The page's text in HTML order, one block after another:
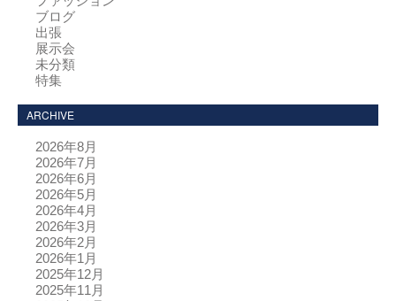
ブログ
出張
展示会
未分類
特集
ARCHIVE
2026年8月
2026年7月
2026年6月
2026年5月
2026年4月
2026年3月
2026年2月
2026年1月
2025年12月
2025年11月